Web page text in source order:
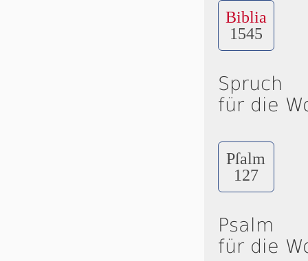
Biblia
1545
Spruch
für die
Pſalm
127
Psalm
für die